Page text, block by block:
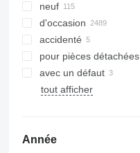
365
374
390
395
416
420
428
neuf
d'occasion
accidenté
pour pièces détachées
avec un défaut
tout afficher
Année